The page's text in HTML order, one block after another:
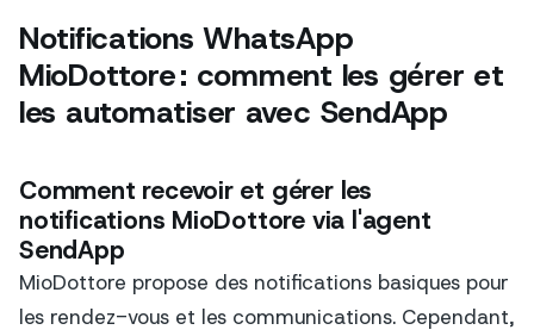
Notifications WhatsApp
MioDottore : comment les gérer et
les automatiser avec SendApp
Comment recevoir et gérer les
notifications MioDottore via l'agent
SendApp
MioDottore propose des notifications basiques pour
les rendez-vous et les communications. Cependant,